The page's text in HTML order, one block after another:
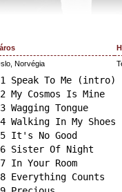
Norvégia
Speak To Me (intro)
My Cosmos Is Mine
Wagging Tongue
Walking In My Shoes
It's No Good
Sister Of Night
In Your Room
Everything Counts